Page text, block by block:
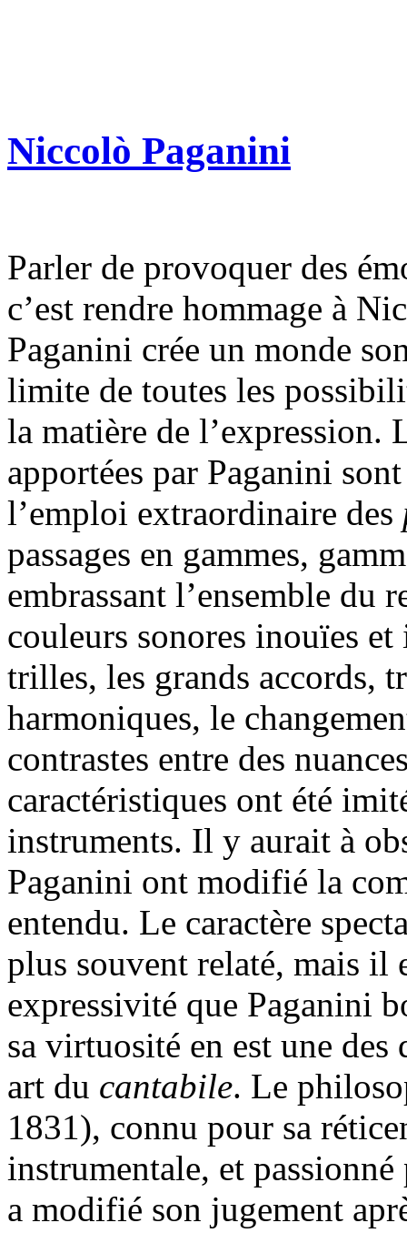
Niccolò Paganini
Parler de provoquer des
c’est rendre hommage à
Paganini crée un monde
limite de toutes les
la matière de l’expression.
apportées par Paganini
l’emploi extraordinaire des
passages en gammes,
embrassant l’ensemble du
couleurs sonores inouïes
trilles, les grands accords,
harmoniques, le
contrastes entre des
caractéristiques ont été
instruments. Il y aurait à
Paganini ont modifié la
entendu. Le caractère
plus souvent relaté, mais il
expressivité que Paganini
sa virtuosité en est une des
art du cantabile. Le
1831), connu pour sa
instrumentale, et
a modifié son jugement